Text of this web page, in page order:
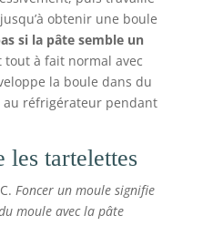
obtenir une boule
si la pâte semble un
tout à fait normal avec
la boule dans du
réfrigérateur pendant
les tartelettes
Foncer un moule signifie
moule avec la pâte